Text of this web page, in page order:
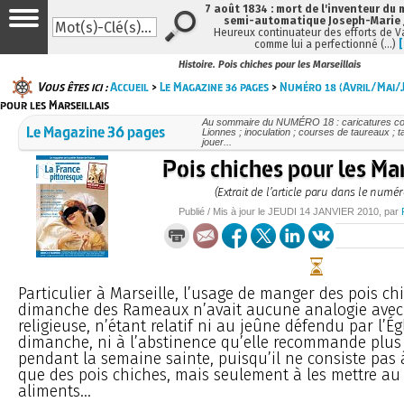
Histoire. Pois chiches pour les Marseillais
Vous êtes ici :Accueil >Le Magazine 36 pages >Numéro 18 (Avril/Mai/
pour les Marseillais
Le Magazine 36 pages
Au sommaire du NUMÉRO 18 : caricatures
Lionnes ; inoculation ; courses de taureaux ;
jouer...
Pois chiches pour les
(Extrait de l’article paru dans le
Publié / Mis à jour leJEUDI 14 JANVIER 2010 , par
Particulier à Marseille, l’usage de manger des pois
dimanche des Rameaux n’avait aucune analogie
religieuse, n’étant relatif ni au jeûne défendu par
dimanche, ni à l’abstinence qu’elle recommande
pendant la semaine sainte, puisqu’il ne consiste pas
que des pois chiches, mais seulement à les mettre
aliments...
7 août 1834 : mort de l'inventeur du
semi-automatique Joseph-Marie
Heureux continuateur des efforts de
comme lui a perfectionné (…)